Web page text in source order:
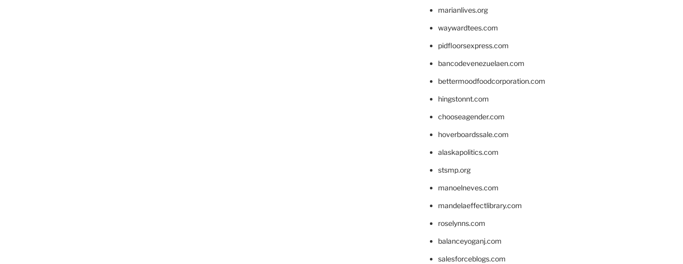
marianlives.org
waywardtees.com
pidfloorsexpress.com
bancodevenezuelaen.com
bettermoodfoodcorporation.com
hingstonnt.com
chooseagender.com
hoverboardssale.com
alaskapolitics.com
stsmp.org
manoelneves.com
mandelaeffectlibrary.com
roselynns.com
balanceyoganj.com
salesforceblogs.com